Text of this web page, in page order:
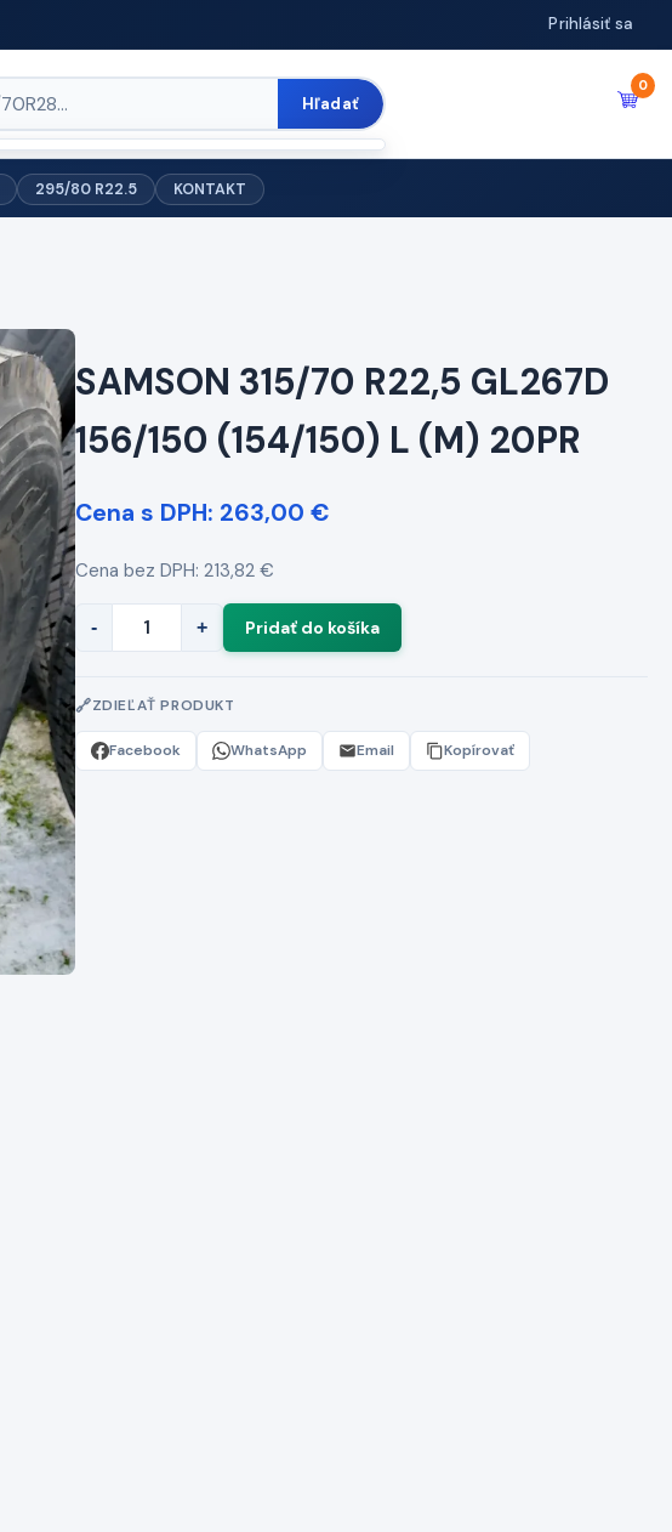
Prihlásiť sa
Hľadať
0
295/80 R22.5 KONTAKT
SAMSON 315/70 R22,5 GL267D
156/150 (154/150) L (M) 20PR
Cena s DPH: 263,00 €
Cena bez DPH: 213,82 €
- +
ZDIEĽAŤ PRODUKT
Facebook WhatsApp Email Kopírovať